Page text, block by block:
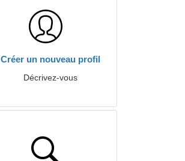
Créer un nouveau profil
Décrivez-vous